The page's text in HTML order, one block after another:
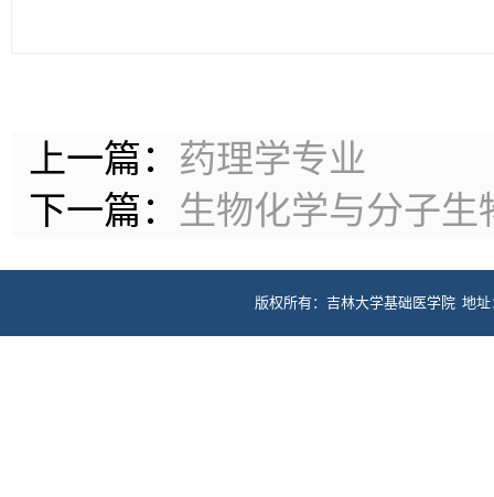
上一篇： 药理学专业
下一篇： 生物化学与分子生
版权所有：吉林大学基础医学院 地